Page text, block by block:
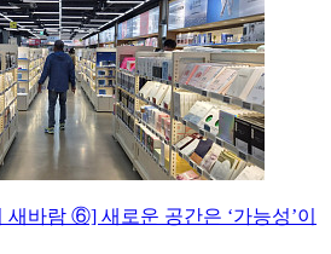
새바람 ⑥] 새로운 공간은 ‘가능성’이